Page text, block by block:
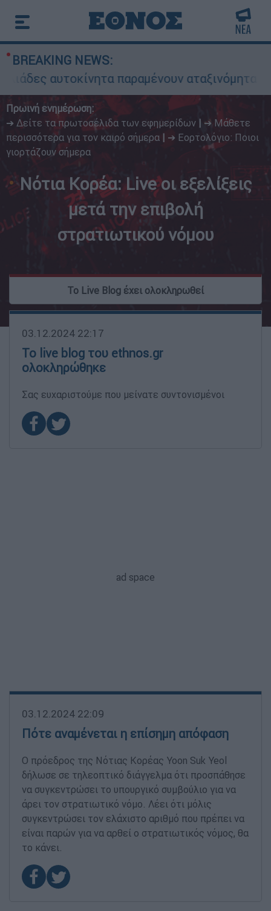
BREAKING NEWS:
παραμένουν αταξινόμητα - Λύση
Πρωινή ενημέρωση:
➔ Δείτε τα πρωτοσέλιδα των εφημερίδων
➔ Μάθετε
περισσότερα για τον καιρό σήμερα
➔ Εορτολόγιο: Ποιοι
γιορτάζουν σήμερα
Νότια Κορέα: Live οι εξελίξεις
μετά την επιβολή
στρατιωτικού νόμου
To Live Blog έχει ολοκληρωθεί
03.12.2024 22:17
Το live blog του ethnos.gr
ολοκληρώθηκε
Σας ευχαριστούμε που μείνατε συντονισμένοι
03.12.2024 22:09
Πότε αναμένεται η επίσημη απόφαση
Ο πρόεδρος της Νότιας Κορέας Yoon Suk Yeol
δήλωσε σε τηλεοπτικό διάγγελμα ότι προσπάθησε
να συγκεντρώσει το υπουργικό συμβούλιο για να
άρει τον στρατιωτικό νόμο. Λέει ότι μόλις
συγκεντρώσει τον ελάχιστο αριθμό που πρέπει να
είναι παρών για να αρθεί ο στρατιωτικός νόμος, θα
το κάνει.